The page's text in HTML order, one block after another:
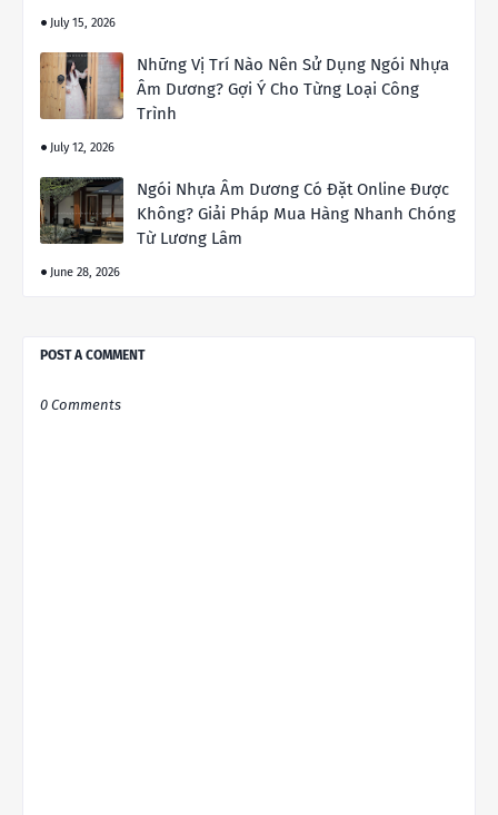
July 15, 2026
Những Vị Trí Nào Nên Sử Dụng Ngói Nhựa
Âm Dương? Gợi Ý Cho Từng Loại Công
Trình
July 12, 2026
Ngói Nhựa Âm Dương Có Đặt Online Được
Không? Giải Pháp Mua Hàng Nhanh Chóng
Từ Lương Lâm
June 28, 2026
POST A COMMENT
0 Comments